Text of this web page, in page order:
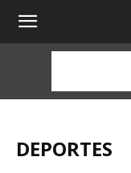
NOTICIAS
HORAS
DEPORTES